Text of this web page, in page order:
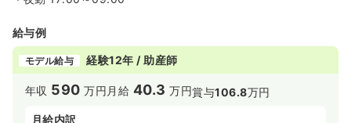
給与例
モデル給与 経験12年 / 助産師
年収 590 万円 月給 40.3 万円賞与106.8万円
月給内訳